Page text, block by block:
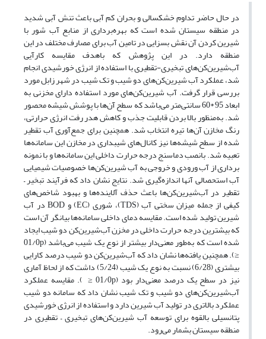
در حال حاضر تداوم خشکسالی و بحران کم آبی باعث تنش آبی شدید
در منطقه سیستان شده است که بهره‌برداری از منابع آب شور با
شیرین کردن آن نقش بسزایی در تامین آب برای مصارف مختلف در این
منطقه دارد. در این پژوهش که باهدف مقایسه کارآیی
آب‌شیرین‌کن‌های تبخیری-تقطیری با استفاده از انرژی خورشیدی انجام
شد، عملکرد آب شیرین‌کن‌های دو شیب و تک شیب در شهر زابل مورد
بررسی قرار گرفت. آب شیرین‌کن‌های مورد استفاده دارای مخزنی به
ابعاد 95 *60 سانتی‌متر می‌باشد که سطح آن‌ها با پوشش شیشه محصور
شد. به‌منظور بالا بردن قابلیت جذب و کاهش هدر رفت انرژی حرارتی،
رنگ مخازن آن‌ها تیره انتخاب شد. همچنین برای جمع‌آوری آب تقطیر
شده از سطح شیشه‌ها نیز کانال‌های شیبداری در مخازن این سامانه‌ها
تعبیه شد. بانصب دماسنج درجه حرارت داخلی این سامانه‌ها و با نمونه
برداری از آب ورودی و خروجی به آب شیرین‌کن‌ها خصوصیات شیمیایی
آب استحصالی آنها اندازه‌گیری شد. نتایج نشان داد که فرآیند تبخیر –
تقطیر در آب‌شیرین‌کن‌ها باعث حذف آلاینده‌ها و بهبود شاخص‌های
کیفی از جمله میزان سختی آب (TDS)، شوری (EC) و BOD در آب
شیرین تولید شده است. مقایسه دمای داخلی سامانه‌ها بیانگر آن است
که بیشترین درجه حرارت داخلی در مخزن آب‌شیرین‌کن دو شیب ایجاد
شده است که به‌طور معنی‌دار بیشتر از نوع یک شیب می‌باشد (01/0p
≤). همچنین یافته‌ها نشان داد که آب‌شیرین‌کن دو شیب درصد کارایی
بیشتری (6/28) نسبت به نوع یک شیب (5/24) داشت که از لحاظ آماری
نیز در سطح یک درصد معنی‌دار بود (01/0p ≤ ). مقایسه عملکرد
آب‌شیرین‌کن‌های دو شیب و تک شیب نشان داد که سامانه دو شیب
عملکرد بالاتری در تولید آب شیرین دارد و استفاده از انرژی خورشیدی
پتانسیلی بالقوه برای توسعه آب شیرین‌کن‌های تبخیری – تقطیری در
منطقه سیستان بشمار می‌رود.